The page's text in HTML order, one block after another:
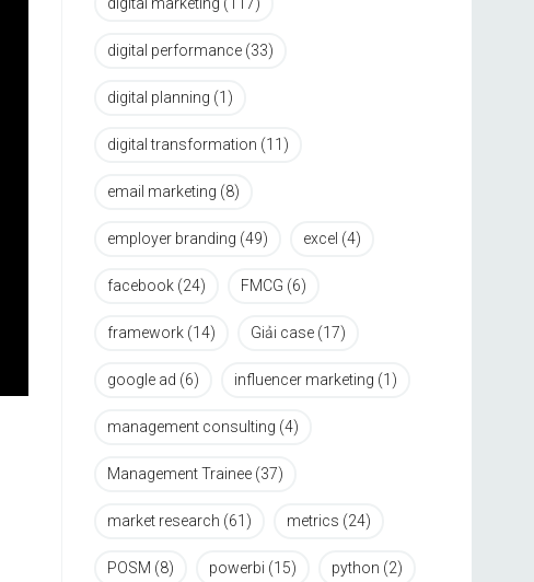
digital marketing (117)
digital performance (33)
digital planning (1)
digital transformation (11)
email marketing (8)
employer branding (49) excel (4)
facebook (24) FMCG (6)
framework (14) Giải case (17)
google ad (6) influencer marketing (1)
management consulting (4)
Management Trainee (37)
market research (61) metrics (24)
POSM (8) powerbi (15) python (2)